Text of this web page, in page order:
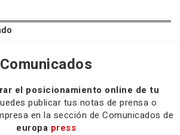
Comunicados
el posicionamiento online de tu
publicar tus notas de prensa o
en la sección de Comunicados de
europa press